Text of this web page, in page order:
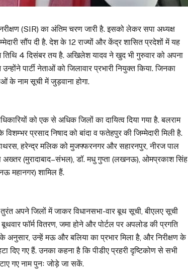
(SIR) का अंतिम चरण जारी है. इसको लेकर सपा अध्यक्ष
सौंप दी है. देश के 12 राज्यों और केंद्र शासित प्रदेशों में यह
4 दिसंबर तय है. अखिलेश यादव ने खुद भी गुरुवार को अपना
पार्टी नेताओं को जिलावार प्रभारी नियुक्त किया. जिनका
के नाम सूची में जुड़वाना होगा.
को एक से अधिक जिलों का दायित्व दिया गया है. बलराम
प्रसाद निषाद को बांदा व फतेहपुर की जिम्मेदारी मिली है.
हरेन्द्र मलिक को मुजफ्फरनगर और सहारनपुर, नीरज पाल
अख्तर (मुरादाबाद–संभल), डॉ. मधु गुप्ता (लखनऊ), ओमप्रकाश सिंह
महानगर) शामिल हैं.
तुरंत अपने जिलों में जाकर विधानसभा-वार बूथ सूची, बीएलए सूची
फॉर्म वितरण, जमा होने और पोर्टल पर अपलोड की प्रगति
के अनुसार, उन्हें मऊ और बलिया का प्रभार मिला है, और निरीक्षण के
दिए गए हैं. उनका कहना है कि पीडीए प्रहरी दृष्टिकोण से सभी
गए नाम पुनः जोड़े जा सकें.